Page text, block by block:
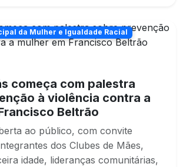
da Mulher e Igualdade Racial
começa com palestra
à violência contra a
Beltrão
ao público, com convite
dos Clubes de Mães,
idade, lideranças comunitárias,